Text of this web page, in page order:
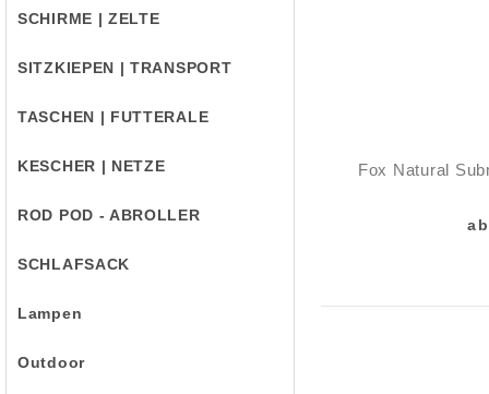
SCHIRME | ZELTE
SITZKIEPEN | TRANSPORT
TASCHEN | FUTTERALE
KESCHER | NETZE
ROD POD - ABROLLER
SCHLAFSACK
Lampen
Outdoor
Fox Natural